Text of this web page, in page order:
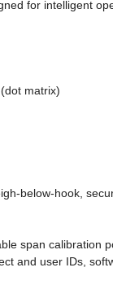
for intelligent
matrix)
below-hook,
span calibration
and user IDs,